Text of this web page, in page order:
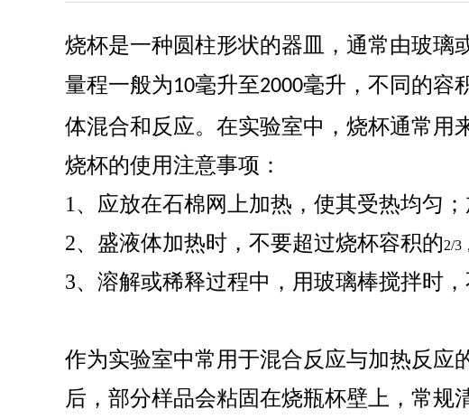
Moment-3/F3极智
版实验室洗瓶机
Moment-3/F3经典
版实验室洗瓶机
G系列
Glory-3/F3极智版全
Glory-3/F3经典版全
Glory-2/F2
GMP-400清洗机 GMP-600清洗机
GMP-2000清洗机 GMP-2500清洗机
LA-A1饮水瓶清洗
机
LA-B1动物笼盒清
DNA器具专用清洗
消毒机Glory-A/FA
DNA器具专用清洗
消毒机Moment-
A/FA
SQ1000自动化清洗
工作站
烧杯是一种圆柱形状的器皿，通常由玻璃
量程一般为10毫升至2000毫升，不同的容
体混合和反应。在实验室中，烧杯通常用
烧杯的使用注意事项：
1、应放在石棉网上加热，使其受热均匀
2、盛液体加热时，不要超过烧杯容积的2/3
3、溶解或稀释过程中，用玻璃棒搅拌时，
作为实验室中常用于混合反应与加热反应
后，部分样品会粘固在烧瓶杯壁上，常规